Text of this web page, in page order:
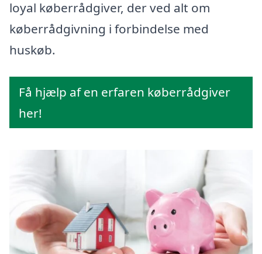
loyal køberrådgiver, der ved alt om
køberrådgivning i forbindelse med
huskøb.
Få hjælp af en erfaren køberrådgiver
her!